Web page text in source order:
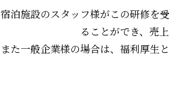
宿泊施設のスタッフ様がこの研修を
ることができ、売
また一般企業様の場合は、福利厚生